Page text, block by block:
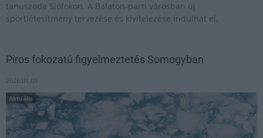
tanuszoda Siófokon. A Balaton-parti városban új
sportlétesítmény tervezése és kivitelezése indulhat el.
Piros fokozatú figyelmeztetés Somogyban
2026.01.09
Aktuális